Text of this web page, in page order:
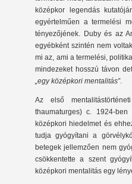
középkor legendás
egyértelműen a termelési
tényezőjének. Duby és az
egyébként szintén nem
mi az, ami a termelési,
mindezeket hosszú távon
„egy középkori mentalitás”.
Az első
thaumaturges) c. 1924-
középkori hiedelmet és
tudja gyógyítani a
betegek jellemzően nem
csökkentette a szent
középkori mentalitás egy